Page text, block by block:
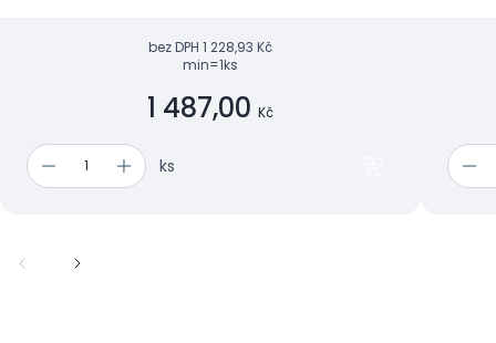
bez DPH 1 228,93 Kč
min=1ks
1 487,00 Kč
ks